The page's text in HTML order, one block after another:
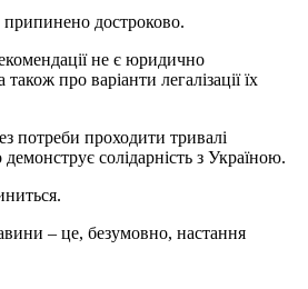
припинено достроково.
не є юридично
про варіанти легалізації їх
потреби проходити тривалі
солідарність з Україною.
– це, безумовно, настання